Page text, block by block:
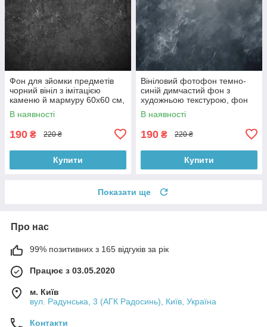
Фон для зйомки предметів
чорний вініл з імітацією
каменю й мармуру 60x60 см,
№550006
В наявності
190 ₴ 220 ₴
Купити
Вініловий фотофон темно-
синій димчастий фон з
художньою текстурою, фон
для фото 60x60 см,
№551759
В наявності
190 ₴ 220 ₴
Купити
Показати ще
Про нас
99% позитивних з 165 відгуків за рік
Працює з 03.05.2020
м. Київ
вул. Радунська, 3 (АГК Радосинь), Київ, Україна
Контакти